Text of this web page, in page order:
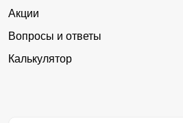
Акции
Вопросы и ответы
Калькулятор